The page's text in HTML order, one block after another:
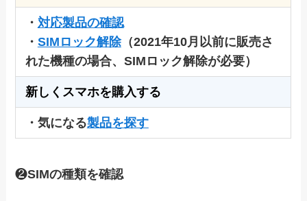
・ 対応製品の確認
・ SIMロック解除（2021年10月以前に販売さ
れた機種の場合、SIMロック解除が必要）
新しくスマホを購入する
・気になる製品を探す
❷SIMの種類を確認